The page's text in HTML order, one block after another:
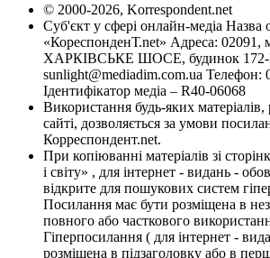
© 2000-2026, Korrespondent.net
Суб'єкт у сфері онлайн-медіа Назва
«КореспонденТ.net» Адреса: 02091,
ХАРКІВСЬКЕ ШОСЕ, будинок 172-
sunlight@mediadim.com.ua Телефон:
Ідентифікатор медіа – R40-06068
Використання будь-яких
сайті, дозволяється за умови
Корреспондент.net.
При копіюванні матеріалів зі
і світу» , для інтернет - видань -
відкрите для пошукових систем
Посилання має бути розміщена в
повного або часткового
Гіперпосилання ( для інтернет -
розміщена в підзаголовку або в